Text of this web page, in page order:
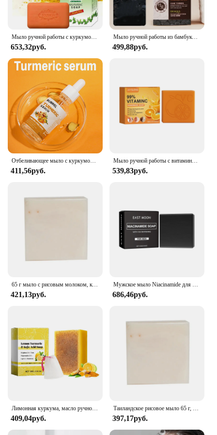
653,32руб.
Мыло ручной работы из бамбукового угля для ухода за кожей
499,88руб.
411,56руб.
Мыло ручной работы с витамином С, осветляющее тело, контроль жирности, гладкая, мягкая кожа, увлажняющее, отшелушивающее, очищающее мыло для лица против клещей
539,83руб.
65 г мыло с рисовым молоком, коллагеновое витаминовое отбеливание кожи, удаление прыщей, пор, увлажняющее, очищающее, мыло ручной работы с рисовым молоком
421,13руб. 686,46руб.
409,04руб. 397,17руб.